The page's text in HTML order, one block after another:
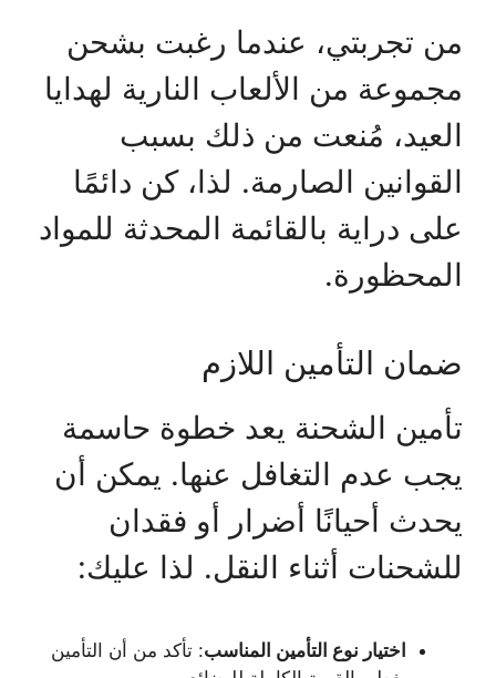
من تجربتي، عندما رغبت بشحن
مجموعة من الألعاب النارية لهدايا
العيد، مُنعت من ذلك بسبب
القوانين الصارمة. لذا، كن دائمًا
على دراية بالقائمة المحدثة للمواد
المحظورة.
ضمان التأمين اللازم
تأمين الشحنة يعد خطوة حاسمة
يجب عدم التغافل عنها. يمكن أن
يحدث أحيانًا أضرار أو فقدان
للشحنات أثناء النقل. لذا عليك:
اختيار نوع التأمين المناسب: تأكد من أن التأمين